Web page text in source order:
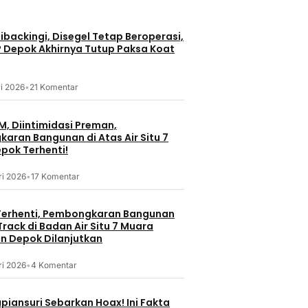
Motors
Susmanto
Hewan
Hewan
Nasional
RI Momentum Perkuat
10 jam lalu
Disegel Tetap Beroperasi,
Depok Akhirnya Tutup Paksa Koat
2026• 21 Komentar
Diintimidasi Preman,
Bangunan di Atas Air Situ 7
Terhenti!
2026•17 Komentar
Pembongkaran Bangunan
di Badan Air Situ 7 Muara
Depok Dilanjutkan
2026•4 Komentar
Sebarkan Hoax! Ini Fakta